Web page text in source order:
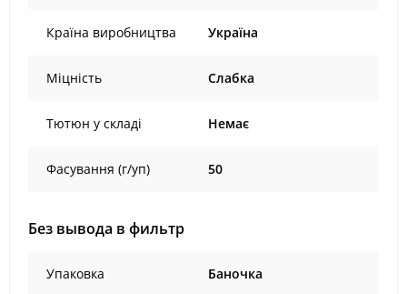
Країна виробництва Україна
Міцність Слабка
Тютюн у складі Немає
Фасування (г/уп) 50
Без вывода в фильтр
Упаковка Баночка